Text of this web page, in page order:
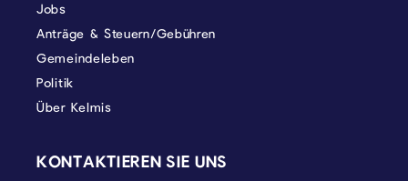
Jobs
Anträge & Steuern/Gebühren
Gemeindeleben
Politik
Über Kelmis
KONTAKTIEREN SIE UNS